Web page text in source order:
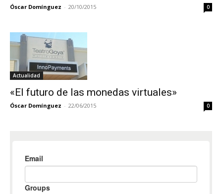
Óscar Domínguez - 20/10/2015 0
Actualidad
«El futuro de las monedas virtuales»
Óscar Domínguez - 22/06/2015 0